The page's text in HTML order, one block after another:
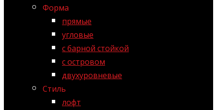
Форма
прямые
угловые
с барной стойкой
с островом
двухуровневые
Стиль
лофт